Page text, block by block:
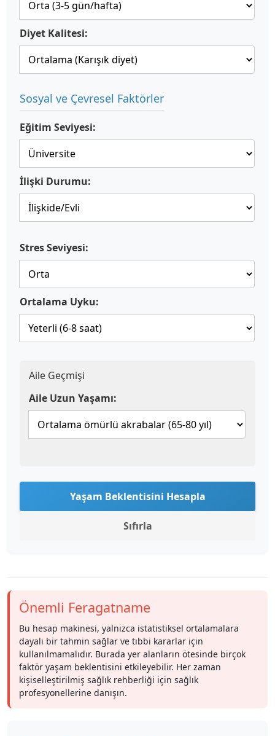
Diyet Kalitesi:
Sosyal ve Çevresel Faktörler
Eğitim Seviyesi:
İlişki Durumu:
Stres Seviyesi:
Ortalama Uyku:
Aile Geçmişi
Aile Uzun Yaşamı:
Yaşam Beklentisini Hesapla
Sıfırla
Önemli Feragatname
Bu hesap makinesi, yalnızca istatistiksel ortalamalara
dayalı bir tahmin sağlar ve tıbbi kararlar için
kullanılmamalıdır. Burada yer alanların ötesinde birçok
faktör yaşam beklentisini etkileyebilir. Her zaman
kişiselleştirilmiş sağlık rehberliği için sağlık
profesyonellerine danışın.